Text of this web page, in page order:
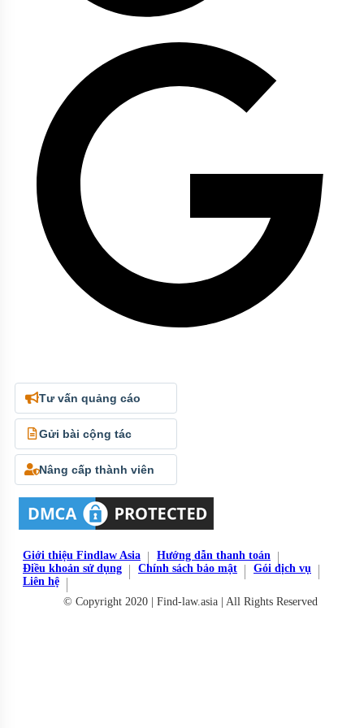
Tư vấn quảng cáo
Gửi bài cộng tác
Nâng cấp thành viên
Giới thiệu Findlaw Asia
Hướng dẫn thanh toán
Điều khoản sử dụng
Chính sách bảo mật
Gói dịch vụ
Liên hệ
© Copyright 2020 | Find-law.asia | All Rights Reserved